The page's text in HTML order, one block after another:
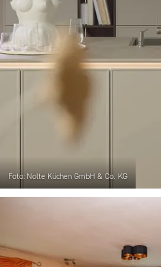
Foto: Nolte Küchen GmbH & Co. KG